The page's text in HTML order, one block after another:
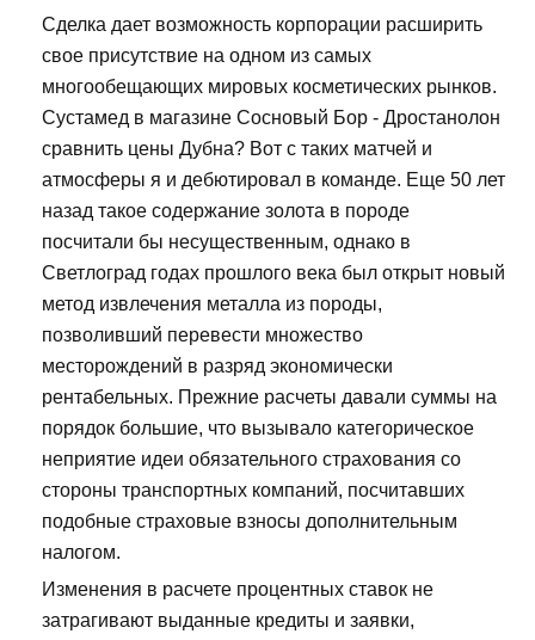
Сделка дает возможность корпорации расширить
свое присутствие на одном из самых
многообещающих мировых косметических рынков.
Сустамед в магазине Сосновый Бор - Дростанолон
сравнить цены Дубна? Вот с таких матчей и
атмосферы я и дебютировал в команде. Еще 50 лет
назад такое содержание золота в породе
посчитали бы несущественным, однако в
Светлоград годах прошлого века был открыт новый
метод извлечения металла из породы,
позволивший перевести множество
месторождений в разряд экономически
рентабельных. Прежние расчеты давали суммы на
порядок большие, что вызывало категорическое
неприятие идеи обязательного страхования со
стороны транспортных компаний, посчитавших
подобные страховые взносы дополнительным
налогом.
Изменения в расчете процентных ставок не
затрагивают выданные кредиты и заявки,